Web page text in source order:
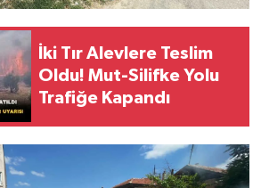
İki Tır Alevlere Teslim
Oldu! Mut-Silifke Yolu
Trafiğe Kapandı